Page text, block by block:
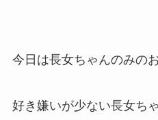
今日は長女ちゃんのみのお
好き嫌いが少ない長女ち